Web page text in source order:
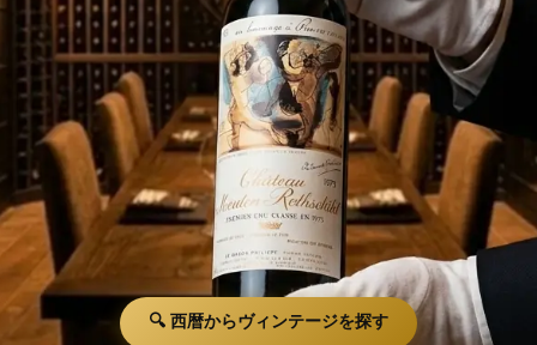
🔍 西暦からヴィンテージを探す